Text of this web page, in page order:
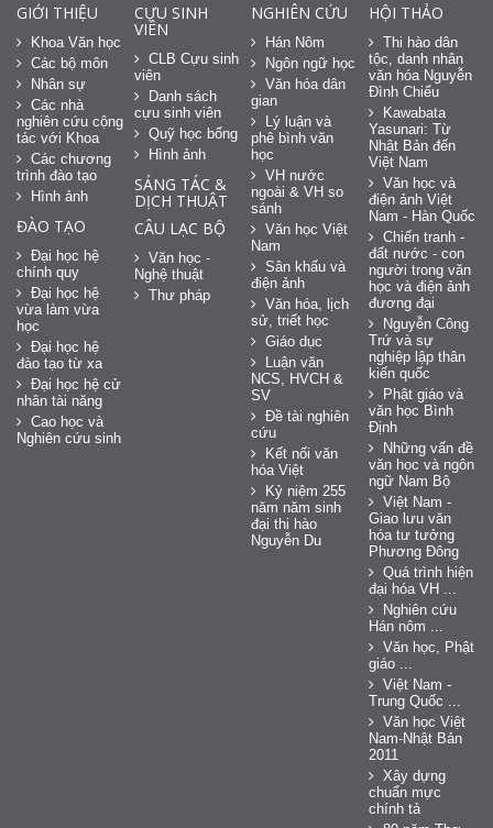
GIỚI THIỆU
Khoa Văn học
Các bộ môn
Nhân sự
Các nhà
nghiên cứu cộng
tác với Khoa
Các chương
trình đào tạo
Hình ảnh
ĐÀO TẠO
Đại học hệ
chính quy
Đại học hệ
vừa làm vừa
học
Đại học hệ
đào tạo từ xa
Đại học hệ cử
nhân tài năng
Cao học và
Nghiên cứu sinh
CỰU SINH
VIÊN
CLB Cựu sinh
viên
Danh sách
cựu sinh viên
Quỹ học bổng
Hình ảnh
SÁNG TÁC &
DỊCH THUẬT
CÂU LẠC BỘ
Văn học -
Nghệ thuật
Thư pháp
NGHIÊN CỨU
Hán Nôm
Ngôn ngữ học
Văn hóa dân
gian
Lý luận và
phê bình văn
học
VH nước
ngoài & VH so
sánh
Văn học Việt
Nam
Sân khấu và
điện ảnh
Văn hóa, lịch
sử, triết học
Giáo dục
Luận văn
NCS, HVCH &
SV
Đề tài nghiên
cứu
Kết nối văn
hóa Việt
Kỷ niệm 255
năm năm sinh
đại thi hào
Nguyễn Du
HỘI THẢO
Thi hào dân
tộc, danh nhân
văn hóa Nguyễn
Đình Chiểu
Kawabata
Yasunari: Từ
Nhật Bản đến
Việt Nam
Văn học và
điện ảnh Việt
Nam - Hàn Quốc
Chiến tranh -
đất nước - con
người trong văn
học và điện ảnh
đương đại
Nguyễn Công
Trứ và sự
nghiệp lập thân
kiến quốc
Phật giáo và
văn học Bình
Định
Những vấn đề
văn học và ngôn
ngữ Nam Bộ
Việt Nam -
Giao lưu văn
hóa tư tưởng
Phương Đông
Quá trình hiện
đại hóa VH ...
Nghiên cứu
Hán nôm ...
Văn học, Phật
giáo ...
Việt Nam -
Trung Quốc ...
Văn học Việt
Nam-Nhật Bản
2011
Xây dựng
chuẩn mực
chính tả